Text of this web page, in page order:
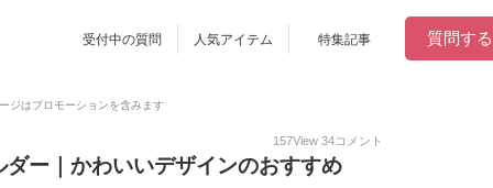
受付中の質問 人気アイテム 特集記事 質問する
ジはプロモーションを含みます
157View 34コメント
ー｜かわいいデザインのおすすめ